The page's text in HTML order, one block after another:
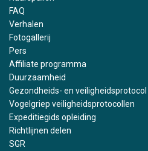
FAQ
Verhalen
Fotogallerij
Pers
Affiliate programma
Duurzaamheid
Gezondheids- en veiligheidsprotocol
Vogelgriep veiligheidsprotocollen
Expeditiegids opleiding
Richtlijnen delen
SGR